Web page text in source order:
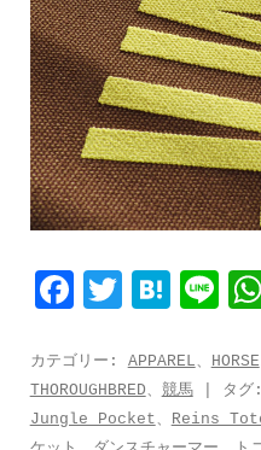
F
c
e
T
i
t
H
t
e
L
n
e
カテゴリー: APPAREL、 HORSE
THOROUGHBRED、 競馬| タグ
Jungle Pocket、 Reins